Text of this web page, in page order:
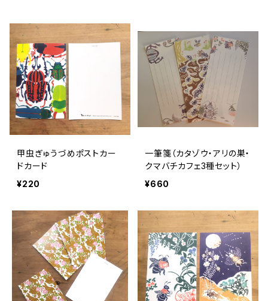
甲虫ぎゅうづめポストカー
ドカード
¥220
一筆箋（カタゾウ・アリの巣・
クマバチカフェ3種セット）
¥660